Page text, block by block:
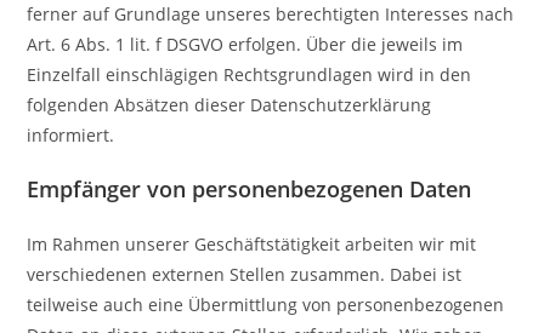
ferner auf Grundlage unseres berechtigten Interesses nach
Art. 6 Abs. 1 lit. f DSGVO erfolgen. Über die jeweils im
Einzelfall einschlägigen Rechtsgrundlagen wird in den
folgenden Absätzen dieser Datenschutzerklärung
informiert.
Empfänger von personenbezogenen Daten
Im Rahmen unserer Geschäftstätigkeit arbeiten wir mit
verschiedenen externen Stellen zusammen. Dabei ist
teilweise auch eine Übermittlung von personenbezogenen